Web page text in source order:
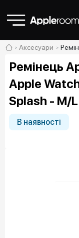
Аксесуари
Ремінець
Apple
Splash - M/L
В наявності